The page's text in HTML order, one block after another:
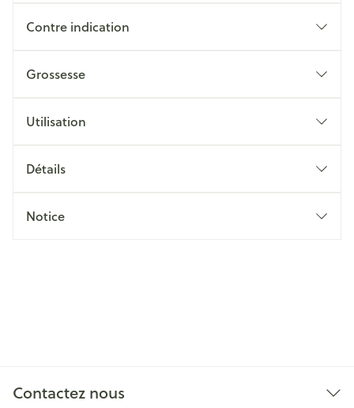
Contre indication
Grossesse
Utilisation
Détails
Notice
Contactez nous